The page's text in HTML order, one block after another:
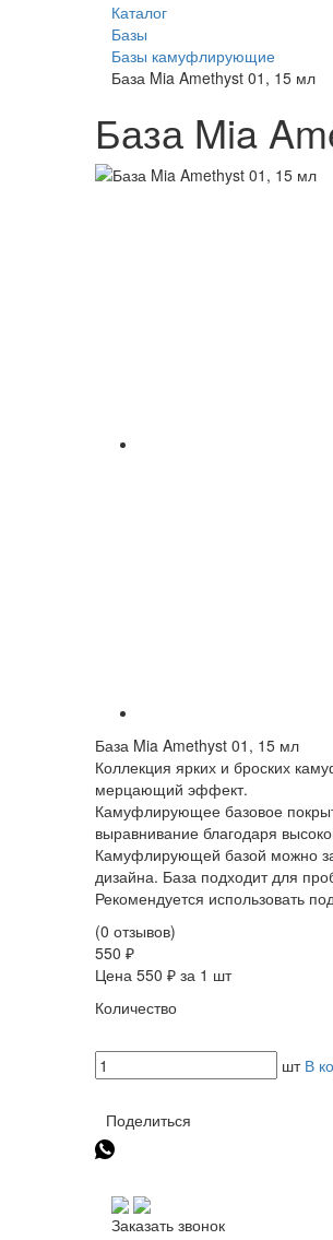
Каталог
Базы
Базы камуфлирующие
База Mia Amethyst 01, 15 мл
База Mia
База Mia Amethyst 01, 15 мл
Коллекция ярких и броских
мерцающий эффект.
Камуфлирующее базовое
выравнивание благодаря
Камуфлирующей базой можно
дизайна. База подходит для
Рекомендуется использовать
(0 отзывов)
550 ₽
Цена 550 ₽ за 1 шт
Количество
шт В
Поделиться
Заказать звонок